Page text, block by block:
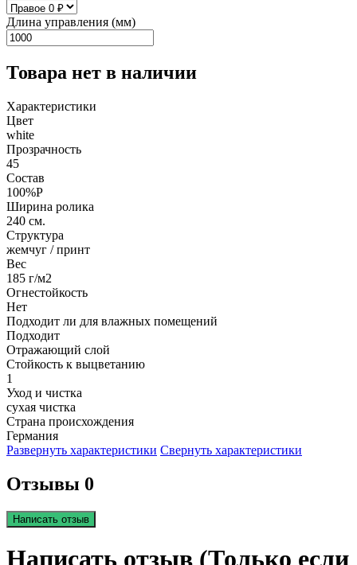
Длина управления (мм)
Товара нет в наличии
Характеристики
Цвет
white
Прозрачность
45
Состав
100%P
Ширина ролика
240 см.
Структура
жемчуг / принт
Вес
185 г/м2
Огнестойкость
Нет
Подходит ли для влажных помещений
Подходит
Отражающий слой
Стойкость к выцветанию
1
Уход и чистка
сухая чистка
Страна происхождения
Германия
Развернуть характеристики Свернуть характеристики
Отзывы 0
Написать отзыв
Написать отзыв (Только если